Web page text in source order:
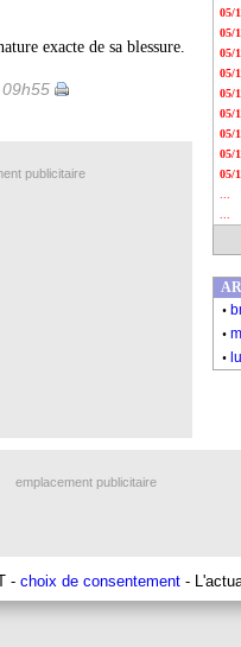
exacte de sa blessure.
05/
05/
05/
05/
05/
05/
05/
05/
05/
publicitaire
.
.
.
emplacement publicitaire
- choix de consentement -